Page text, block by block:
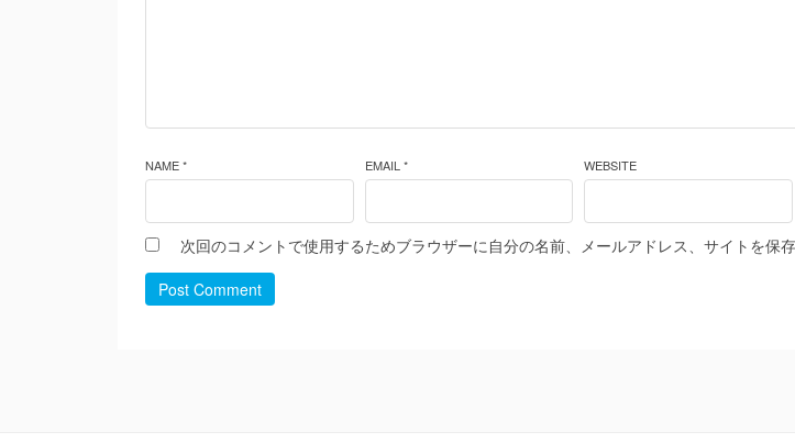
NAME * EMAIL * WEBSITE
次回のコメントで使用するためブラウザーに自分の名前、メールアドレス、サイトを保存
Post Comment